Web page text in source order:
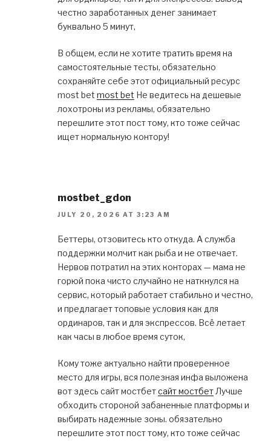
честно заработанных денег занимает
буквально 5 минут,
В общем, если не хотите тратить время на
самостоятельные тесты, обязательно
сохраняйте себе этот официальный ресурс
most bet most bet Не ведитесь на дешевые
лохотроны из рекламы, обязательно
перешлите этот пост тому, кто тоже сейчас
ищет нормальную контору!
mostbet_gdon
JULY 20, 2026 AT 3:23 AM
Беттеры, отзовитесь кто откуда. А служба
поддержки молчит как рыба и не отвечает.
Нервов потратил на этих конторах — мама не
горюй пока чисто случайно не наткнулся на
сервис, который работает стабильно и честно,
и предлагает топовые условия как для
ординаров, так и для экспрессов. Всё летает
как часы в любое время суток,
Кому тоже актуально найти проверенное
место для игры, вся полезная инфа выложена
вот здесь сайт мостбетсайт мостбетЛучше
обходить стороной забаненные платформы и
выбирать надежные зоны. обязательно
перешлите этот пост тому, кто тоже сейчас